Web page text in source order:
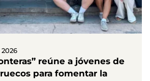
reúne a jóvenes de
para fomentar la